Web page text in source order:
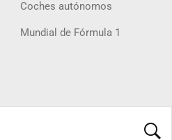
Coches autónomos
Mundial de Fórmula 1